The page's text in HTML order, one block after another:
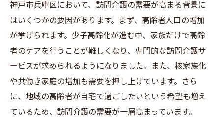
地元の介護事業所の特徴
インタビューで聞くべきポイント
求人情報のチェックリスト
応募前に確認すべきこと
神戸市兵庫区で安心して働ける訪問介護の求人
とは
充実した研修制度の有無
神戸市兵庫区において、訪問介護の需要が高まる背景に
はいくつかの要因があります。まず、高齢者人口の増加
が挙げられます。少子高齢化が進む中、家族だけで高齢
者のケアを行うことが難しくなり、専門的な訪問介護サ
ービスが求められるようになりました。また、核家族化
や共働き家庭の増加も需要を押し上げています。さら
に、地域の高齢者が自宅で過ごしたいという希望も増え
ているため、訪問介護の需要が一層高まっています。